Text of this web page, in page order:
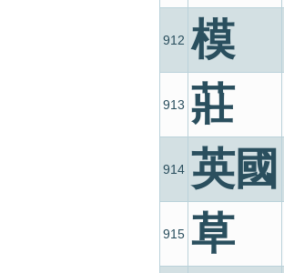
912 模
913 莊
914 英國
915 草